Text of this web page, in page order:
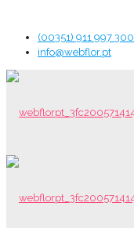
(00351) 911 997 300
info@webflor.pt